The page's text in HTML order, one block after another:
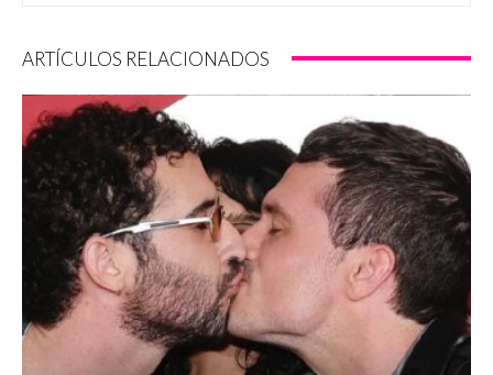
ARTÍCULOS RELACIONADOS